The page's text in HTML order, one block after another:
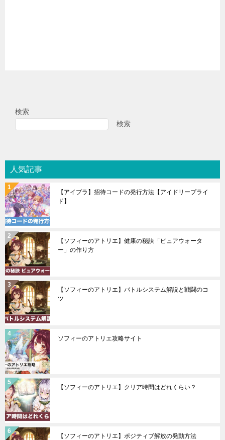
検索
検索
人気記事
【アイプラ】招待コードの発行方法【アイドリープライ
ド】
【ソフィーのアトリエ】健康の秘訣「ピュアウォータ
ー」の作り方
【ソフィーのアトリエ】バトルシステム解説と戦闘のコ
ツ
ソフィーのアトリエ攻略サイト
【ソフィーのアトリエ】クリア時間はどれくらい？
【ソフィーのアトリエ】ポジティブ解放の発動方法